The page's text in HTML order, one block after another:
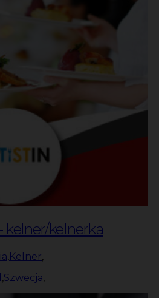
kelner/kelnerka
,Kelner,
,Szwecja,